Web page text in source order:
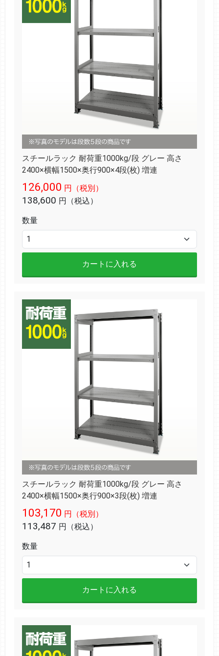
スチールラック 耐荷重1000kg/段 グレー 高さ
2400×横幅1500×奥行900×4段(枚) 増連
126,000 円（税別）
138,600 円（税込）
数量
カートに入れる
スチールラック 耐荷重1000kg/段 グレー 高さ
2400×横幅1500×奥行900×3段(枚) 増連
103,170 円（税別）
113,487 円（税込）
数量
カートに入れる